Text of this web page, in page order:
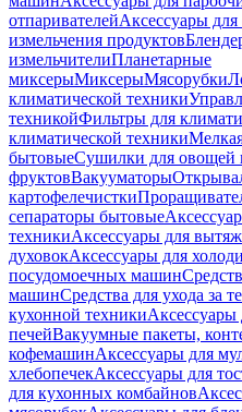
отпаривателейАксессуары для
измельчения продуктов
измельчителиПланетарные
миксерыМиксерыМясорубки
климатической техники
техникойФильтры для
климатической техники
бытовыеСушилки для овощей
фруктовВакууматоры
картофелечистки
сепараторы бытовые
техникиАксессуары для
духовокАксессуары для
посудомоечных машин
машинСредства для ухода за
кухонной техники
печейВакуумные пакеты,
кофемашинАксессуары для
хлебопечекАксессуары для
для кухонных комбайнов